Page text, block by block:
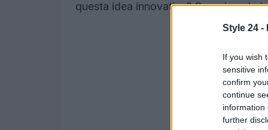
Style 24 -
If you wish
sensitive
confirm
continue
information
further
questa idea innovativa? Scopriamolo